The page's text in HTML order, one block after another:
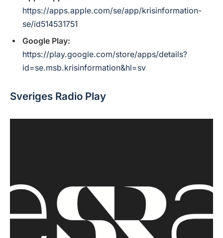
https://apps.apple.com/se/app/krisinformation-
se/id514531751
Google Play:
https://play.google.com/store/apps/details?
id=se.msb.krisinformation&hl=sv
Sveriges Radio Play